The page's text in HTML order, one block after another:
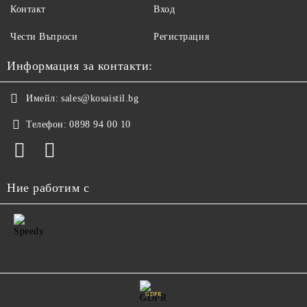
Контакт
Чести Въпроси
Вход
Регистрация
Информация за контакти:
Имейл: sales@kosaistil.bg
Телефон: 0898 94 00 10
Ние работим с
GDPR